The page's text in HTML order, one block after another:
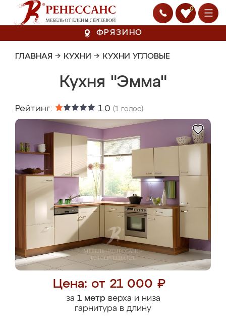
0
ФРЯЗИНО
ГЛАВНАЯ → КУХНИ → КУХНИ УГЛОВЫЕ
Кухня "Эмма"
Рейтинг: 1.0 (1 голос)
Цена: от 21 000 ₽
за 1 метрверха и низа
гарнитура в длину